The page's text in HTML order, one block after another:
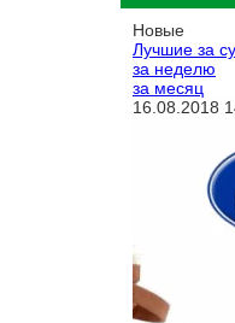
Новые
Лучшие за
за неделю
за месяц
16.08.2018